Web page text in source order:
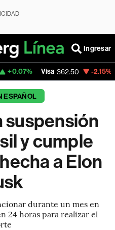
Ingresar
Visa 362.50 -2.15%
ESPAÑOL
suspensión
y cumple
a Elon
durante un mes en
24 horas para realizar el